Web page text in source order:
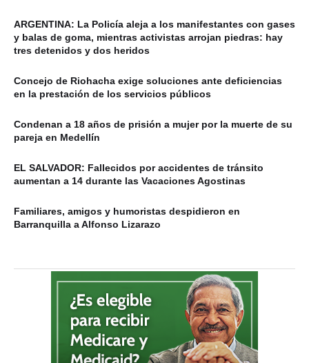
ARGENTINA: La Policía aleja a los manifestantes con gases
y balas de goma, mientras activistas arrojan piedras: hay
tres detenidos y dos heridos
Concejo de Riohacha exige soluciones ante deficiencias
en la prestación de los servicios públicos
Condenan a 18 años de prisión a mujer por la muerte de su
pareja en Medellín
EL SALVADOR: Fallecidos por accidentes de tránsito
aumentan a 14 durante las Vacaciones Agostinas
Familiares, amigos y humoristas despidieron en
Barranquilla a Alfonso Lizarazo